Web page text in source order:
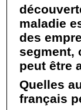
maladie
des
segment,
peut être
Quelles
français